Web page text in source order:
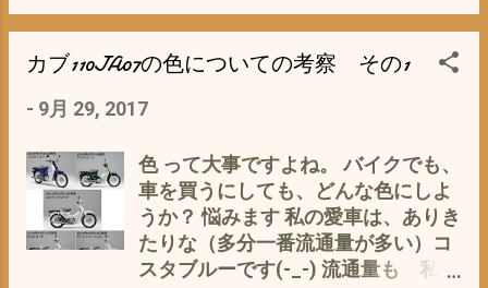
ては、 大問題 です(*´ω｀*) 私的に
は、 安くなる に一票です。 カブ
の妻的には、 わからないわよ〜 と
楽観視なんじゃないかと バッサリ ど
ちらにしろ、今から、新型カブの発
売が待ちどうしいです。
ネオプレンハンドルウォーマー そう
いえば毎年冬には、お世話になって
したm(__)m 新品購入から4年目に入
カブ定番の 防寒ハンドルカバー（昔
からカブ乗りのおじちゃん、おばち
ゃんに愛用されているタイプ）をつ
けていたのですが、 すぐにこの ネオ
プレンハンドルウォーマーに交換い
カブ110JA07の色についての考察 その1
- 9月 29, 2017
色 って大事ですよね。 バイクでも、
車を買うにしても、どんな色にしよ
うか？ 悩みます 私の愛車は、ありき
たりな（多分一番流通量が多い）コ
スタブルーです(-_-) 流通量も 私の